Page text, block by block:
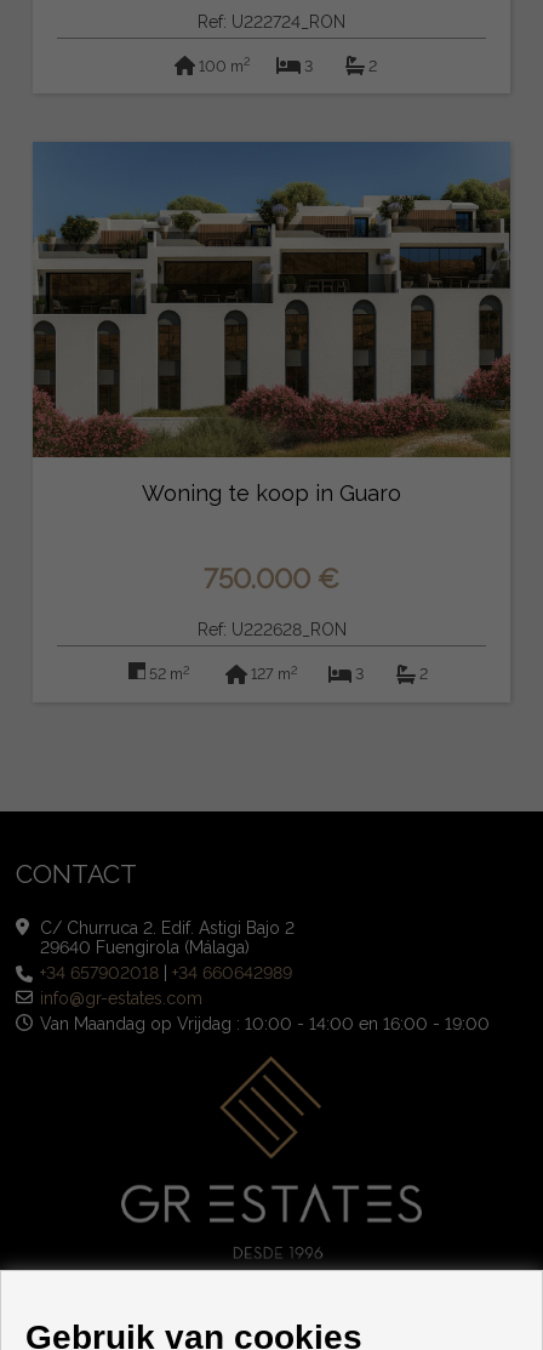
Ref: U222724_RON
100 m2 3 2
Woning te koop in Guaro
750.000 €
Ref: U222628_RON
52 m2 127 m2 3 2
CONTACT
C/ Churruca 2. Edif. Astigi Bajo 2
29640 Fuengirola (Málaga)
+34 657902018 |+34 660642989
info@gr-estates.com
Van Maandag op Vrijdag : 10:00 - 14:00 en 16:00 - 19:00
Gebruik van cookies